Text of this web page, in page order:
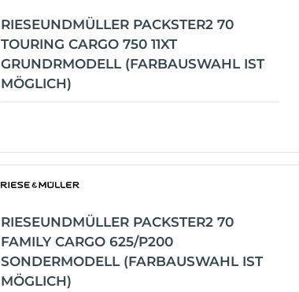
RIESEUNDMÜLLER PACKSTER2 70
TOURING CARGO 750 11XT
GRUNDRMODELL (FARBAUSWAHL IST
MÖGLICH)
RIESEUNDMÜLLER PACKSTER2 70
FAMILY CARGO 625/P200
SONDERMODELL (FARBAUSWAHL IST
MÖGLICH)